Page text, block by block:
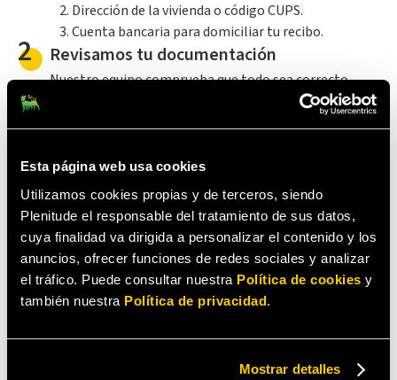
Esta página web usa cookies
Utilizamos cookies propias y de terceros, siendo
Plenitude el responsable del tratamiento de sus datos,
cuya finalidad va dirigida a personalizar el contenido y los
anuncios, ofrecer funciones de redes sociales y analizar
el tráfico. Puede consultar nuestra Política de cookies y
también nuestra Política de privacidad.
Mostrar detalles
Dirección de la vivienda o código CUPS.
Cuenta bancaria para domiciliar tu recibo.
2 Revisamos tu documentación
Nuestro equipo comprueba que todo sea correcto
antes de iniciar el trámite. De no ser así, no te
3 Gestionamos el cambio
Nos encargamos de tramitar la solicitud con la
distribuidora de tu zona. Y puedes estar tranquilo, te
mantendremos informado de cómo avanza el proceso.
4 ¡Todo listo para tu nueva etapa!
Te avisaremos cuando la luz ya esté a tu nombre.
Después, podrás gestionar tu contrato y revisar tus